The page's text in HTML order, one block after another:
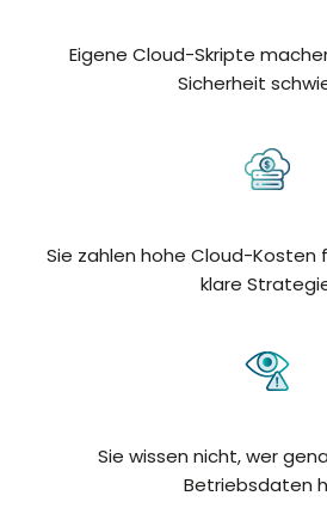
Eigene Cloud-Skripte
Sicherheit
Sie zahlen hohe Cloud-Kosten
klare
Sie wissen nicht, wer
Betriebsdaten